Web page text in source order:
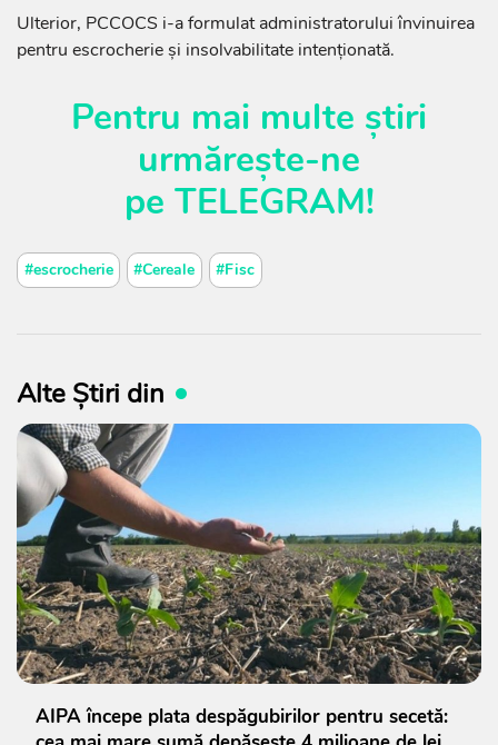
Ulterior, PCCOCS i-a formulat administratorului învinuirea
pentru escrocherie și insolvabilitate intenționată.
Pentru mai multe știri
urmărește-ne
pe TELEGRAM!
#escrocherie #Cereale #Fisc
Alte Știri din
AIPA începe plata despăgubirilor pentru secetă: